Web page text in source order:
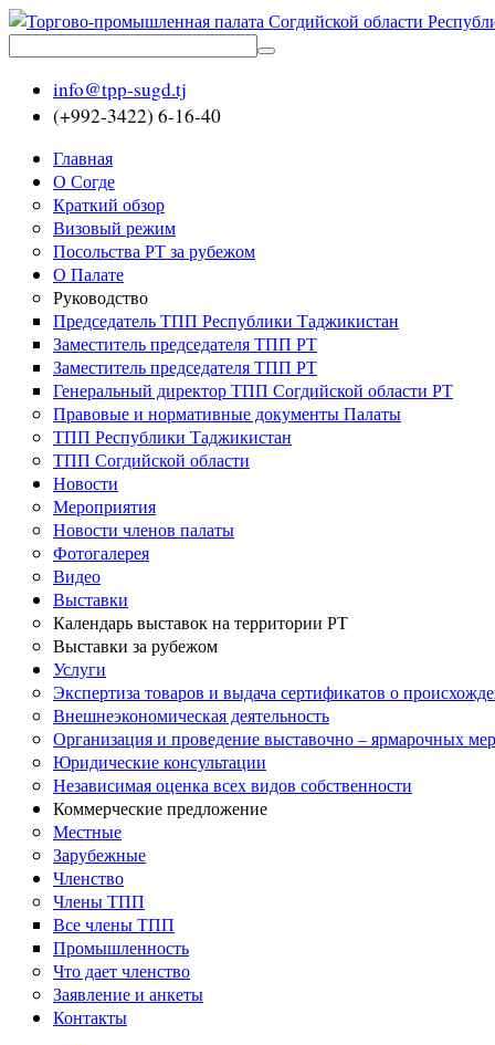
info@tpp-sugd.tj
(+992-3422) 6-16-40
Главная
О Согде
Краткий обзор
Визовый режим
Посольства РТ за рубежом
О Палате
Руководство
Председатель ТПП Республики Таджикистан
Заместитель председателя ТПП РТ
Заместитель председателя ТПП РТ
Генеральный директор ТПП Согдийской области РТ
Правовые и нормативные документы Палаты
ТПП Республики Таджикистан
ТПП Согдийской области
Новости
Мероприятия
Новости членов палаты
Фотогалерея
Видео
Выставки
Календарь выставок на территории РТ
Выставки за рубежом
Услуги
Экспертиза товаров и выдача сертификатов о
Внешнеэкономическая деятельность
Организация и проведение выставочно – ярмарочных
Юридические консультации
Независимая оценка всех видов собственности
Коммерческие предложение
Местные
Зарубежные
Членство
Члены ТПП
Все члены ТПП
Промышленность
Что дает членство
Заявление и анкеты
Контакты